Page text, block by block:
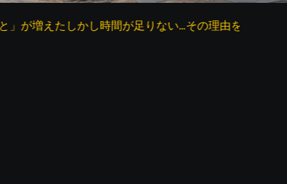
しかし時間が足りない…その理由を考えてみた